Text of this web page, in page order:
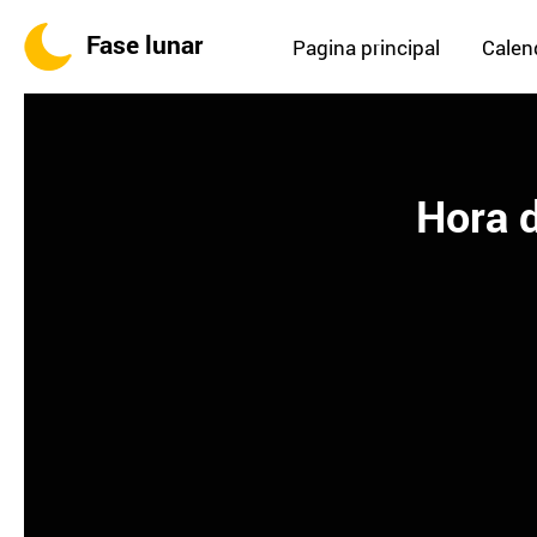
Fase lunar Pagina principal
Hora